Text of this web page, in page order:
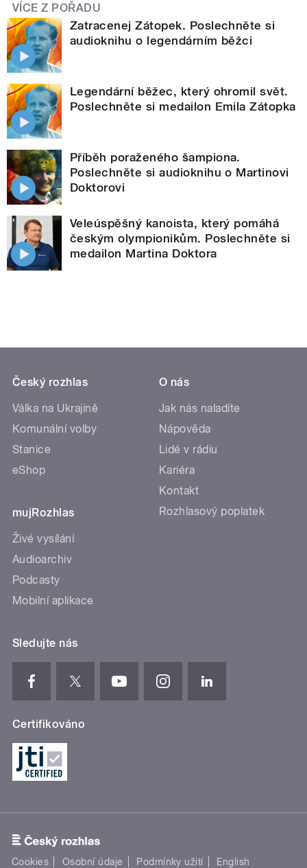
VÍCE Z POŘADU
Zatracenej Zátopek. Poslechněte si
audioknihu o legendárním běžci
Legendární běžec, který ohromil svět.
Poslechněte si medailon Emila Zátopka
Příběh poraženého šampiona.
Poslechněte si audioknihu o Martinovi
Doktorovi
Veleúspěšný kanoista, který pomáhá
českým olympionikům. Poslechněte si
medailon Martina Doktora
Český rozhlas
Válka na Ukrajině
Komunální volby
Stanice
eShop
mujRozhlas
Živé vysílání
Audioarchiv
Podcasty
Mobilní aplikace
O nás
Jak nás naladíte
Nápověda
Lidé v rádiu
Kariéra
Kontakt
Rozhlasový poplatek
Sledujte nás
Certifikováno
Cookies Osobní údaje Podmínky užití English